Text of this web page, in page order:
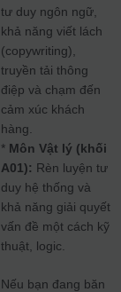
tư duy ngôn ngữ,
khả năng viết lách
(copywriting),
truyền tải thông
điệp và chạm đến
cảm xúc khách
hàng.
* Môn Vật lý (khối
A01): Rèn luyện tư
duy hệ thống và
khả năng giải quyết
vấn đề một cách kỹ
thuật, logic.
Nếu bạn đang băn